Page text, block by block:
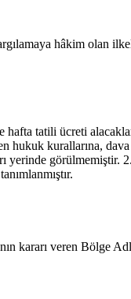
hâkim olan
tatili ücreti
hukuk kurallarına,
yerinde görülmemiştir.
kararı veren Bölge